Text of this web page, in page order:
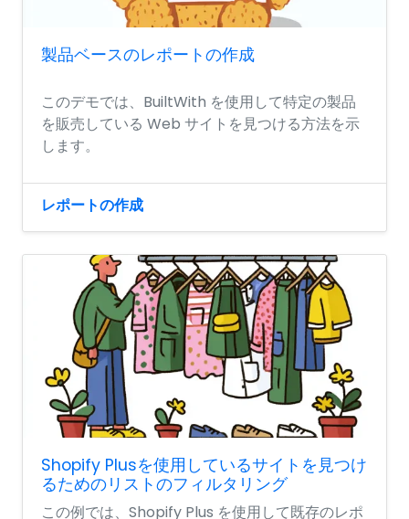
製品ベースのレポートの作成
このデモでは、BuiltWith を使用して特定の製品
を販売している Web サイトを見つける方法を示
します。
レポートの作成
Shopify Plusを使用しているサイトを見つけ
るためのリストのフィルタリング
この例では、Shopify Plus を使用して既存のレポ